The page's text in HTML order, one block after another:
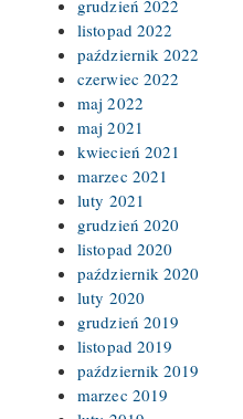
grudzień 2022
listopad 2022
październik 2022
czerwiec 2022
maj 2022
maj 2021
kwiecień 2021
marzec 2021
luty 2021
grudzień 2020
listopad 2020
październik 2020
luty 2020
grudzień 2019
listopad 2019
październik 2019
marzec 2019